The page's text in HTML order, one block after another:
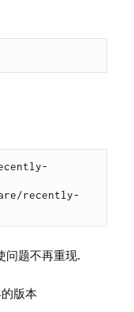
recently-
问题不再重现.
版本